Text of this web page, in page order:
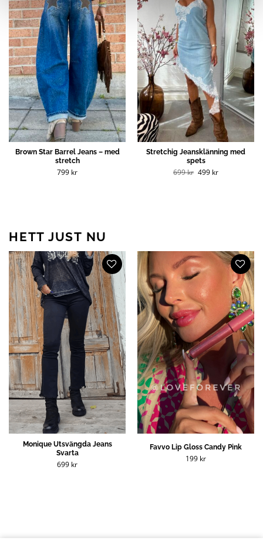
Brown Star Barrel Jeans – med
stretch
799 kr
Stretchig Jeansklänning med
spets
699kr Det
ursprungliga
499 krDet
HETT JUST NU
Monique Utsvängda Jeans
Svarta
699 kr
Favvo Lip Gloss Candy Pink
199 kr